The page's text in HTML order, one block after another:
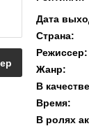
Дата
Страна:
Режиссер:
Жанр:
В качестве
Время:
В ролях